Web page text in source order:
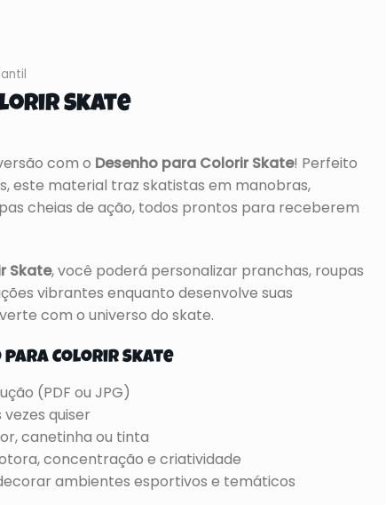
Skate
com o Desenho para Colorir Skate! Perfeito
este material traz skatistas em manobras,
cheias de ação, todos prontos para receberem
Skate, você poderá personalizar pranchas, roupas
vibrantes enquanto desenvolve suas
com o universo do skate.
para Colorir Skate
(PDF ou JPG)
quiser
canetinha ou tinta
concentração e criatividade
ambientes esportivos e temáticos